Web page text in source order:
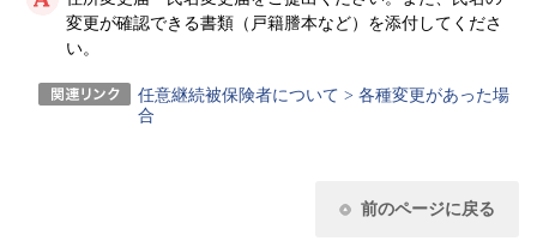
変更が確認できる書類（戸籍謄本など）を添付してくださ
い。
任意継続被保険者について > 各種変更があった場
合
前のページに戻る